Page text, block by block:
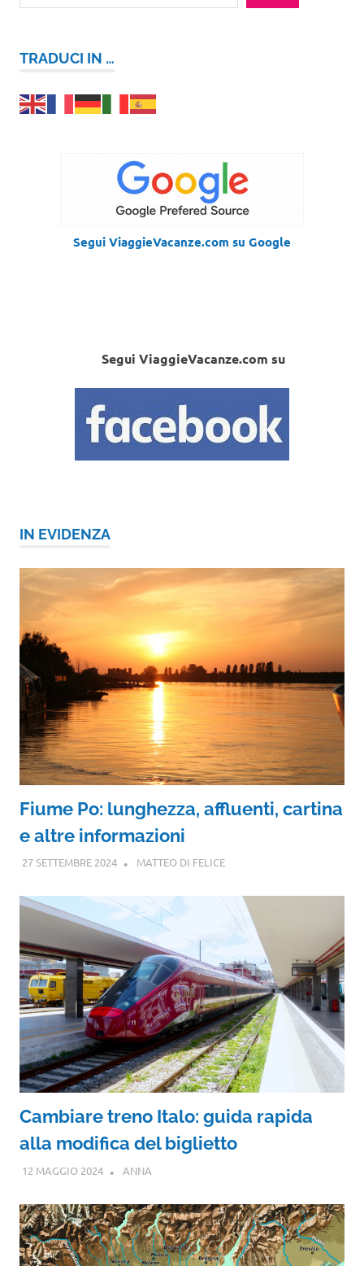
TRADUCI IN …
Segui ViaggieVacanze.com su Google
Segui ViaggieVacanze.com su
IN EVIDENZA
Fiume Po: lunghezza, affluenti, cartina
e altre informazioni
27 SETTEMBRE 2024 MATTEO DI FELICE
Cambiare treno Italo: guida rapida
alla modifica del biglietto
12 MAGGIO 2024 ANNA